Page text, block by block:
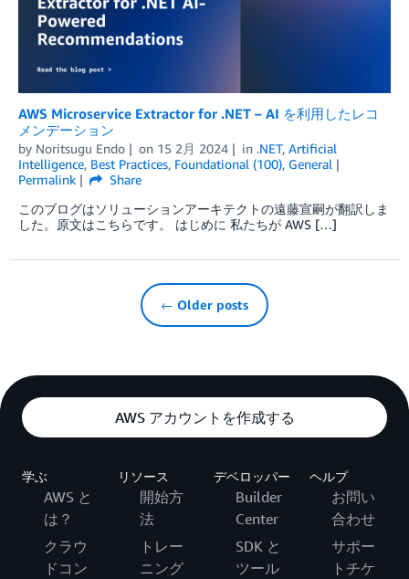
AWS Microservice Extractor for .NET – AI を利用したレコ
メンデーション
by Noritsugu Endo on 15 2月 2024 in .NET, Artificial
Intelligence, Best Practices, Foundational (100), General
Permalink
Share
このブログはソリューションアーキテクトの遠藤宣嗣が翻訳しま
した。原文はこちらです。 はじめに 私たちが AWS […]
← Older posts
AWS アカウントを作成する
学ぶ
AWS と
は？
クラウ
ドコン
リソース
開始方
法
トレー
ニング
デベロッパー
Builder
Center
SDK と
ツール
ヘルプ
お問い
合わせ
サポー
トチケ